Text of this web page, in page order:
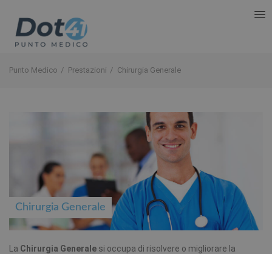
Punto Medico Prestazioni Chirurgia Generale
Chirurgia Generale
La Chirurgia Generale si occupa di risolvere o migliorare la